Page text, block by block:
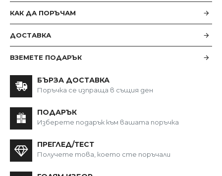
КАК ДА ПОРЪЧАМ
ДОСТАВКА
ВЗЕМЕТЕ ПОДАРЪК
БЪРЗА ДОСТАВКА
Поръчка се изпраща в същия ден
ПОДАРЪК
Изберете подарък към вашата поръчка
ПРЕГЛЕД/ТЕСТ
Получете това, което сте поръчали